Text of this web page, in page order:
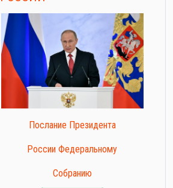
Послание Президента
России Федеральному
Собранию